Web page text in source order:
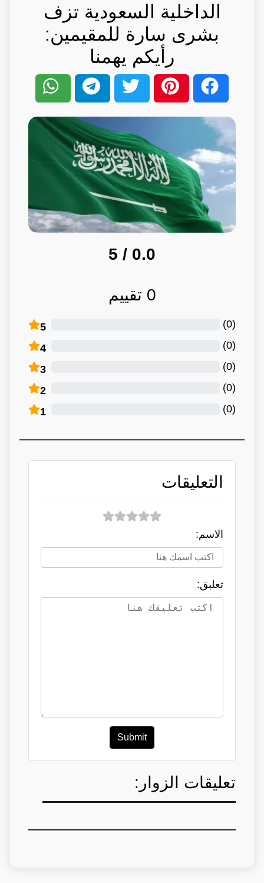
الداخلية السعودية تزف
بشرى سارة للمقيمين:
رأيكم يهمنا
0.0
/ 5
0 تقييم
5 (
0
)
4 (
0
)
3 (
0
)
2 (
0
)
1 (
0
)
التعليقات
الاسم:
تعلبق:
Submit
تعليقات الزوار: